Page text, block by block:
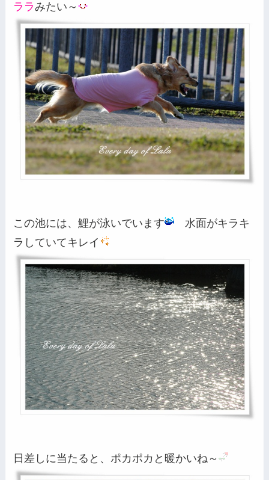
ララみたい～
この池には、鯉が泳いでいます
水面がキラキ
ラしていてキレイ
日差しに当たると、ポカポカと暖かいね～